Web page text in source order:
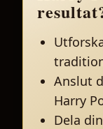
Anslut
Harry
Dela